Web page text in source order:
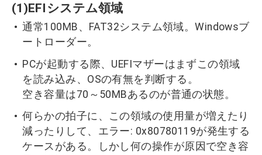
(1)EFIシステム領域
通常100MB、FAT32システム領域。Windowsブ
ートローダー。
PCが起動する際、UEFIマザーはまずこの領域
を読み込み、OSの有無を判断する。
空き容量は70～50MBあるのが普通の状態。
何らかの拍子に、この領域の使用量が増えたり
減ったりして、エラー: 0x80780119が発生する
ケースがある。しかし何の操作が原因で空き容